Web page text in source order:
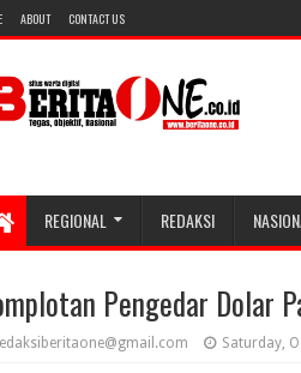
ABOUT CONTACT US
REGIONAL REDAKSI
Pengedar Dolar
Saturday,